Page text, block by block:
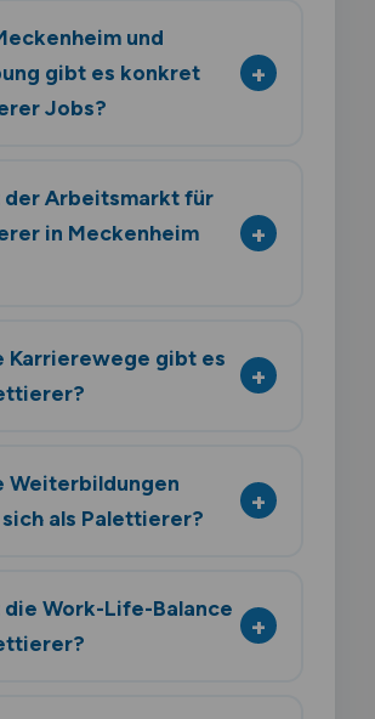
und
gibt es konkret
Jobs?
der Arbeitsmarkt für
in Meckenheim
Karrierewege gibt es
Weiterbildungen
als Palettierer?
Work-Life-Balance